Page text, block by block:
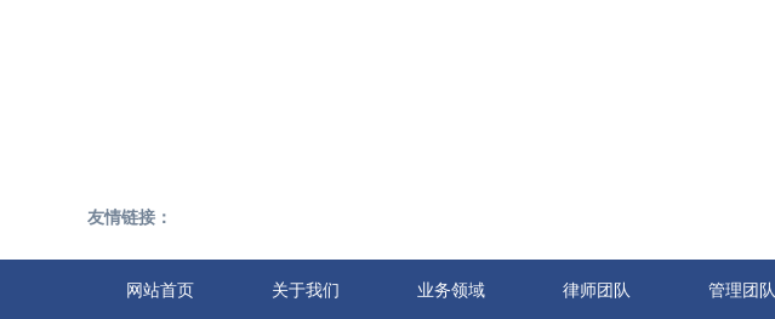
友情链接：
网站首页 关于我们 业务领域 律师团队 管理团队